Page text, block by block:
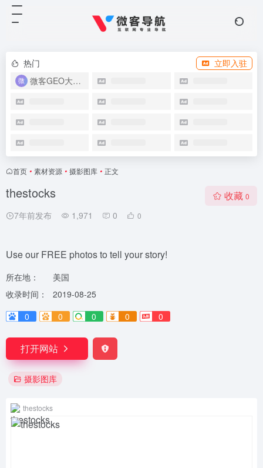
热门
立即入驻
微客GEO大模型优化系统
首页 • 素材资源 • 摄影图库 • 正文
thestocks
7年前发布 1,971 0 0
收藏 0
Use our FREE photos to tell your story!
所在地：
美国
收录时间：
2019-08-25
0
0 0 0 0
打开网站
摄影图库
thestocks